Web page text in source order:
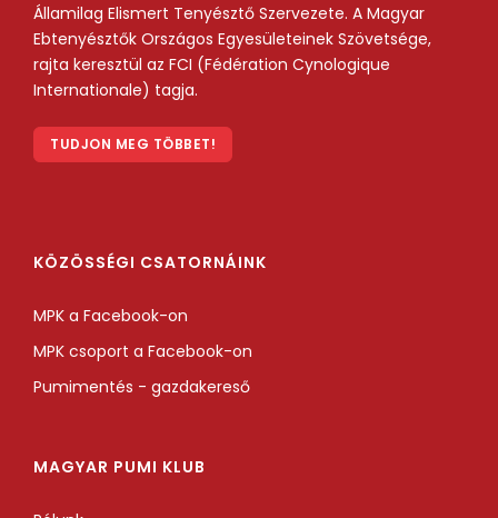
Államilag Elismert Tenyésztő Szervezete. A Magyar
Ebtenyésztők Országos Egyesületeinek Szövetsége,
rajta keresztül az FCI (Fédération Cynologique
Internationale) tagja.
TUDJON MEG TÖBBET!
KÖZÖSSÉGI CSATORNÁINK
MPK a Facebook-on
MPK csoport a Facebook-on
Pumimentés - gazdakereső
MAGYAR PUMI KLUB